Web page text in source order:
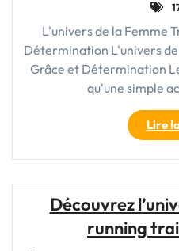
L'univers de la Femme
Détermination L'univers de
Grâce et Détermination
qu'une simple
Lire
Découvrez
running